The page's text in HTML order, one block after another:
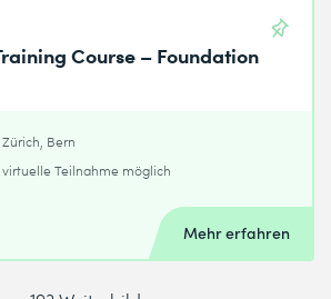
Course – Foundation
Zürich, Bern
virtuelle Teilnahme möglich
Mehr erfahren